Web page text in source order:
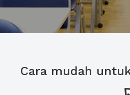
Cara mudah